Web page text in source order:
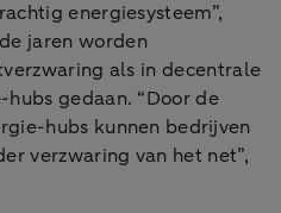
energiesysteem”,
jaren worden
als in decentrale
gedaan. “Door de
hubs kunnen bedrijven
verzwaring van het net”,